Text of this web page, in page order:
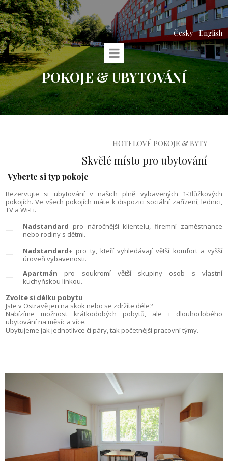
Česky English
POKOJE & UBYTOVÁNÍ
HOTELOVÉ POKOJE & BYTY
Skvělé místo pro ubytování
Vyberte si typ pokoje
Rezervujte si ubytování v našich plně vybavených 1-3lůžkových
pokojích. Ve všech pokojích máte k dispozici sociální zařízení, lednici,
TV a Wi-Fi.
Nadstandard pro náročnější klientelu, firemní zaměstnance
nebo rodiny s dětmi.
Nadstandard+ pro ty, kteří vyhledávají větší komfort a vyšší
úroveň vybavenosti.
Apartmán pro soukromí větší skupiny osob s vlastní
kuchyňskou linkou.
Zvolte si délku pobytu
Jste v Ostravě jen na skok nebo se zdržíte déle?
Nabízíme možnost krátkodobých pobytů, ale i dlouhodobého
ubytování na měsíc a více.
Ubytujeme jak jednotlivce či páry, tak početnější pracovní týmy.